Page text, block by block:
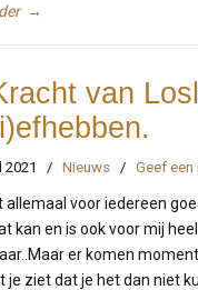
→
van
2021 / Nieuws / Geef een
allemaal voor iedereen
kan en is ook voor mij heel
er komen
je ziet dat je het dan niet